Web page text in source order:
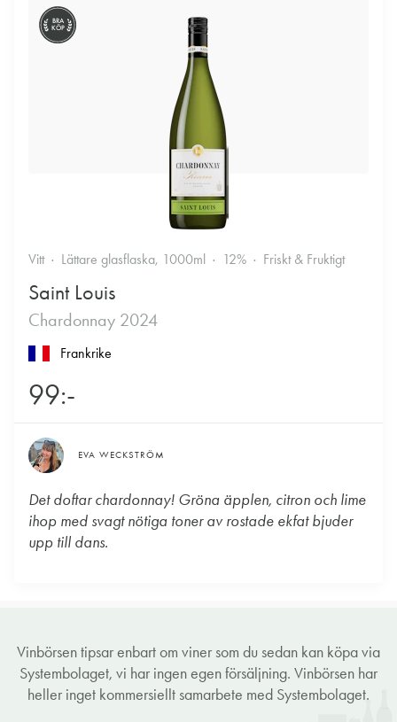
BRA
KÖP
Vitt Lättare glasflaska, 1000ml 12% Friskt & Fruktigt
Saint Louis
Chardonnay 2024
Frankrike
99:-
EVA WECKSTRÖM
Det doftar chardonnay! Gröna äpplen, citron och lime
ihop med svagt nötiga toner av rostade ekfat bjuder
upp till dans.
Vinbörsen tipsar enbart om viner som du sedan kan köpa via
Systembolaget, vi har ingen egen försäljning. Vinbörsen har
heller inget kommersiellt samarbete med Systembolaget.